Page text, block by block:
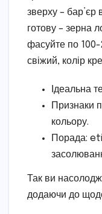
зверху – бар’єр
готову – зерна
фасуйте по 100-
свіжий, колір
Ідеальна
Признаки
кольору.
Порада:
Так ви
додаючи до